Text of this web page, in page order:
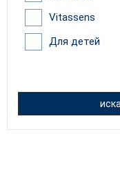
Vitassens
Для детей